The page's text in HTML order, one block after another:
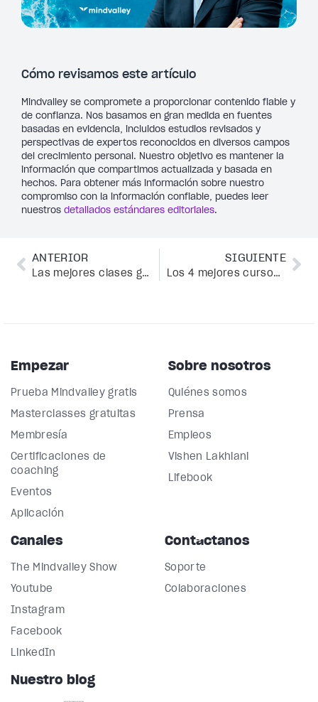
Cómo revisamos este artículo
Mindvalley se compromete a proporcionar contenido fiable y
de confianza. Nos basamos en gran medida en fuentes
basadas en evidencia, incluidos estudios revisados y
perspectivas de expertos reconocidos en diversos campos
del crecimiento personal. Nuestro objetivo es mantener la
información que compartimos actualizada y basada en
hechos. Para obtener más información sobre nuestro
compromiso con la información confiable, puedes leer
nuestros detallados estándares editoriales.
ANTERIOR
Las mejores clases gratuitas de entrenamiento de la intuición que tienes que probar en Mindvalley
SIGUIENTE
Los 4 mejores cursos gratuitos en línea sobre salud y longevidad de Mindvalley
Empezar
Prueba Mindvalley gratis
Masterclasses gratuitas
Membresía
Certificaciones de
coaching
Eventos
Aplicación
Sobre nosotros
Quiénes somos
Prensa
Empleos
Vishen Lakhiani
Lifebook
Canales
The Mindvalley Show
Youtube
Instagram
Facebook
LinkedIn
Contáctanos
Soporte
Colaboraciones
Nuestro blog